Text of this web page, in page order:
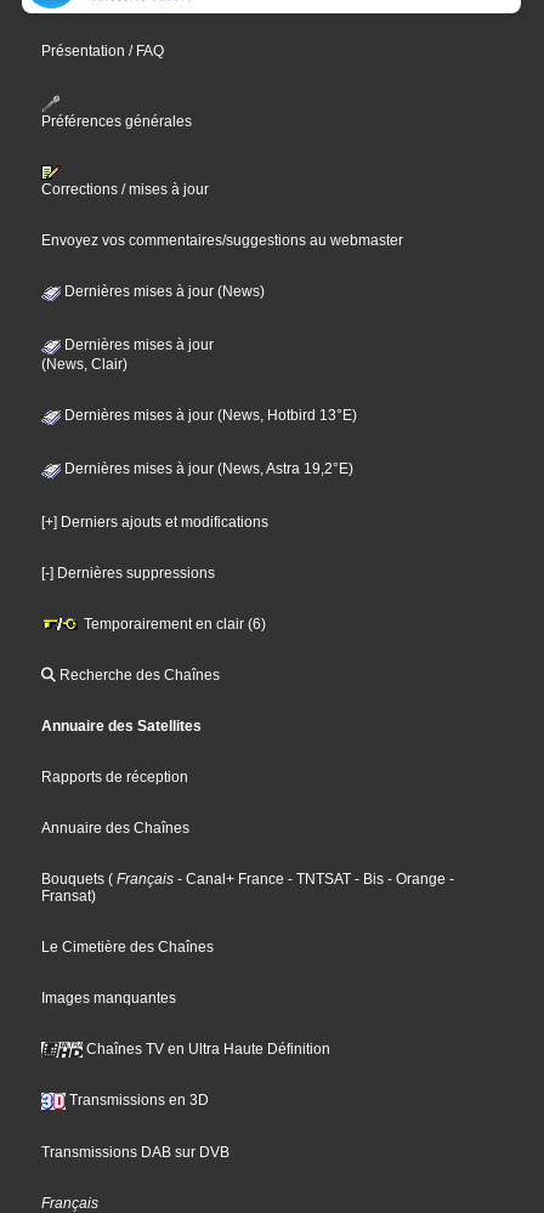
Présentation / FAQ
Préférences générales
Corrections / mises à jour
Envoyez vos commentaires/suggestions au webmaster
Dernières mises à jour (News)
Dernières mises à jour
(News, Clair)
Dernières mises à jour (News, Hotbird 13°E)
Dernières mises à jour (News, Astra 19,2°E)
[+] Derniers ajouts et modifications
[-] Dernières suppressions
Temporairement en clair (6)
Recherche des Chaînes
Annuaire des Satellites
Rapports de réception
Annuaire des Chaînes
Bouquets ( Français - Canal+ France - TNTSAT - Bis - Orange -
Fransat)
Le Cimetière des Chaînes
Images manquantes
Chaînes TV en Ultra Haute Définition
Transmissions en 3D
Transmissions DAB sur DVB
Français